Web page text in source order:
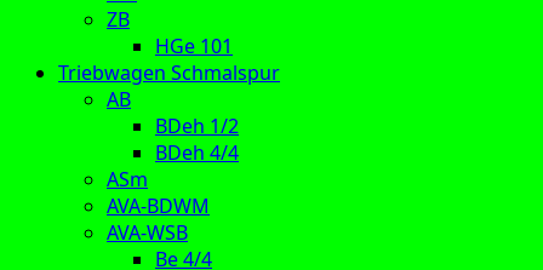
ZB
HGe 101
Triebwagen Schmalspur
AB
BDeh 1/2
BDeh 4/4
ASm
AVA-BDWM
AVA-WSB
Be 4/4